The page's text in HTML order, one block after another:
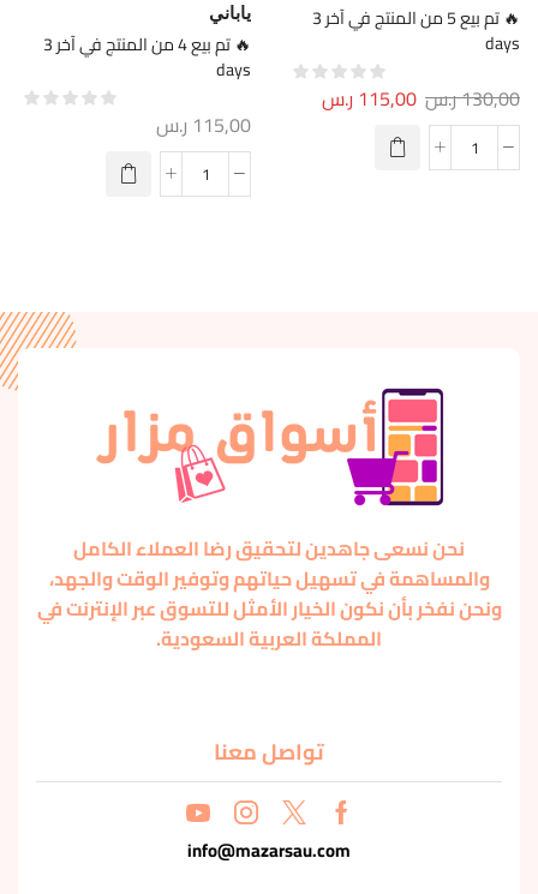
🔥 تم بيع 5 من المنتج في آخر 3
days
130,00ر.س 115,00 ر.س
ياباني
🔥 تم بيع 4 من المنتج في آخر 3
days
115,00 ر.س
نحن نسعى جاهدين لتحقيق رضا العملاء الكامل
والمساهمة في تسهيل حياتهم وتوفير الوقت والجهد،
ونحن نفخر بأن نكون الخيار الأمثل للتسوق عبر الإنترنت في
المملكة العربية السعودية.
تواصل معنا
info@mazarsau.com